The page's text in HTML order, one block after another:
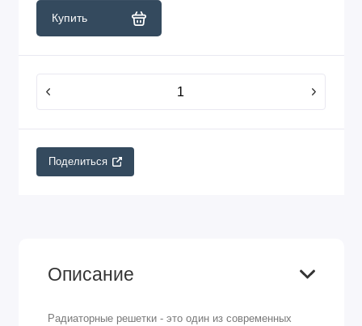
Купить
Поделиться
Описание
Радиаторные решетки - это один из современных